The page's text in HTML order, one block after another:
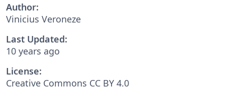
Author:
Vinicius Veroneze
Last Updated:
10 years ago
License:
Creative Commons CC BY 4.0